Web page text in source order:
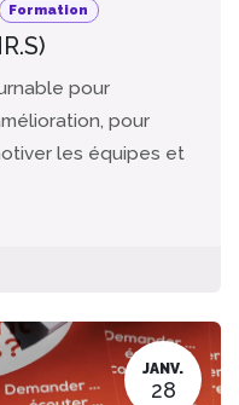
Formation
pour
pour
les équipes et
JANV.
28